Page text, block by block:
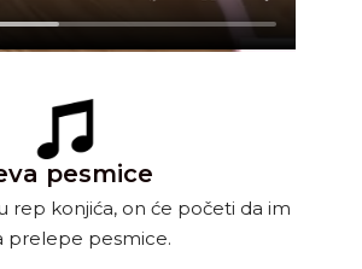
pesmice
rep konjića, on će početi da im
prelepe pesmice.